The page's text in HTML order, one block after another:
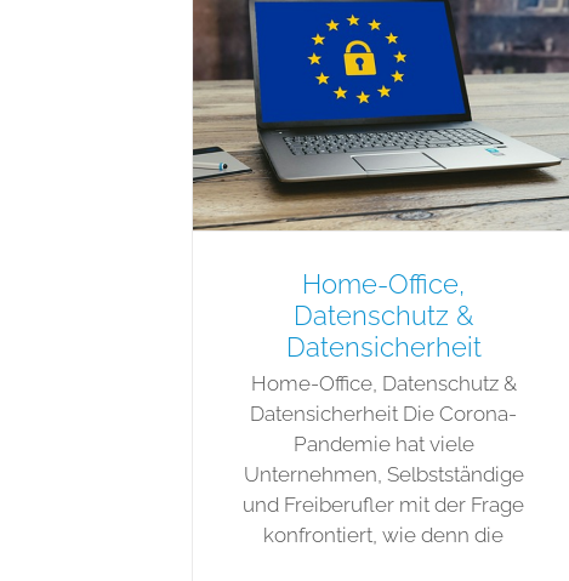
Home-Office,
Datenschutz &
Datensicherheit
Home-Office, Datenschutz &
Datensicherheit Die Corona-
Pandemie hat viele
Unternehmen, Selbstständige
und Freiberufler mit der Frage
konfrontiert, wie denn die